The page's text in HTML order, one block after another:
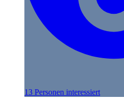
13 Personen interessiert